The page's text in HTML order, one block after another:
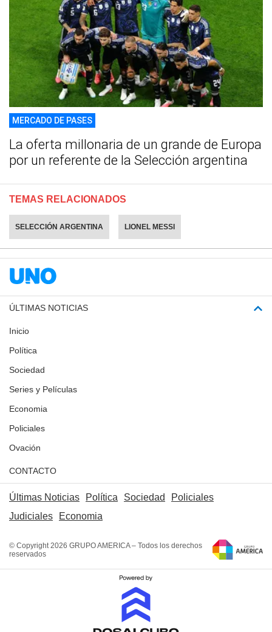
MERCADO DE PASES
La oferta millonaria de un grande de Europa
por un referente de la Selección argentina
TEMAS RELACIONADOS
SELECCIÓN ARGENTINA LIONEL MESSI
ÚLTIMAS NOTICIAS
Inicio
Política
Sociedad
Series y Películas
Economia
Policiales
Ovación
CONTACTO
Últimas Noticias Política Sociedad
Policiales
Judiciales
Economia
© Copyright 2026 GRUPO AMERICA – Todos los derechos
reservados